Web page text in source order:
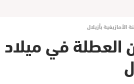
يفرضون العطلة في ميلاد